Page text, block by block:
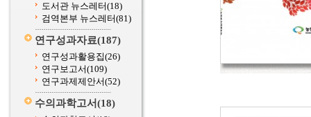
도서관 뉴스레터(18)
검역본부 뉴스레터(81)
연구성과자료(187)
연구성과활용집(26)
연구보고서(109)
연구과제제안서(52)
수의과학고서(18)